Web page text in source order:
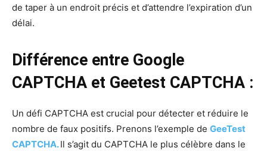
de taper à un endroit précis et d’attendre l’expiration d’un
délai.
Différence entre Google
CAPTCHA et Geetest CAPTCHA :
Un défi CAPTCHA est crucial pour détecter et réduire le
nombre de faux positifs. Prenons l’exemple de GeeTest
CAPTCHA.Il s’agit du CAPTCHA le plus célèbre dans le